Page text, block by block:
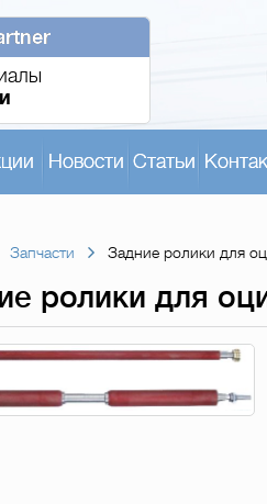
Новости Статьи
Запчасти Задние ролики для
ролики для